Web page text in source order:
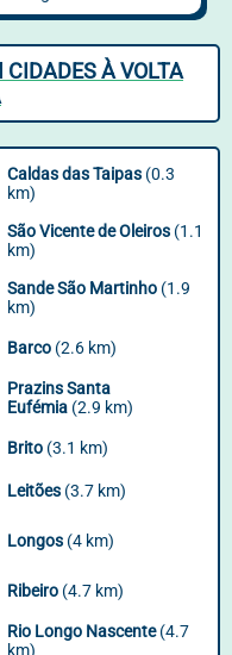
CIDADES À VOLTA
Caldas das Taipas (0.3
km)
São Vicente de Oleiros (1.1
km)
Sande São Martinho (1.9
km)
Barco (2.6 km)
Prazins Santa
Eufémia (2.9 km)
Brito (3.1 km)
Leitões (3.7 km)
Longos (4 km)
Ribeiro (4.7 km)
Rio Longo Nascente(4.7
km)